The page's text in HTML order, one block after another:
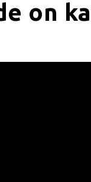
on